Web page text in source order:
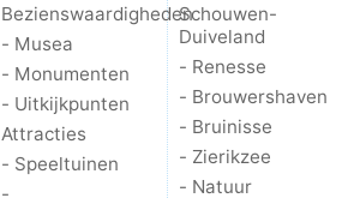
Bezienswaardigheden
- Musea
- Monumenten
- Uitkijkpunten
Attracties
- Speeltuinen
-
Schouwen-
Duiveland
- Renesse
- Brouwershaven
- Bruinisse
- Zierikzee
- Natuur